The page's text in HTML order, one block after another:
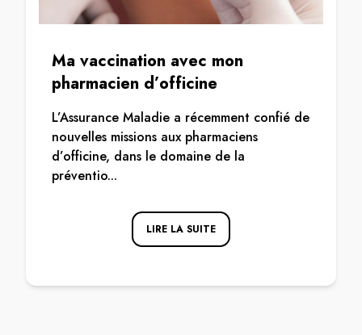
Ma vaccination avec mon
pharmacien d’officine
L’Assurance Maladie a récemment confié de
nouvelles missions aux pharmaciens
d’officine, dans le domaine de la
préventio...
LIRE LA SUITE